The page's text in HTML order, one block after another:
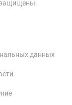
данных